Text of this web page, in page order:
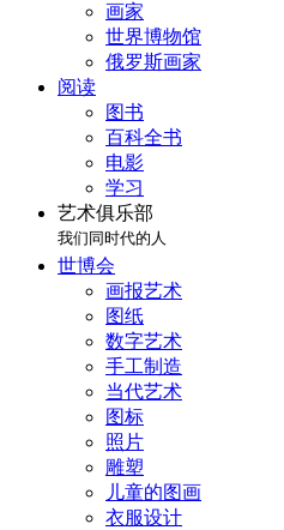
画家
世界博物馆
俄罗斯画家
阅读
图书
百科全书
电影
学习
艺术俱乐部
我们同时代的人
世博会
画报艺术
图纸
数字艺术
手工制造
当代艺术
图标
照片
雕塑
儿童的图画
衣服设计